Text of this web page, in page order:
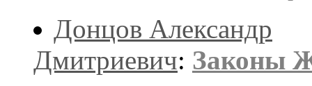
Донцов Александр
Дмитриевич: Законы